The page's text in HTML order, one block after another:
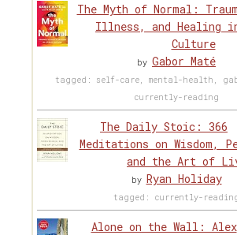
The Myth of Normal:
Illness, and Healing
Culture
by Gabor Maté
tagged: self-care, mental-health,
currently-reading
The Daily Stoic: 366
Meditations on Wisdom,
and the Art of
by Ryan Holiday
tagged: currently-
Alone on the Wall: Alex